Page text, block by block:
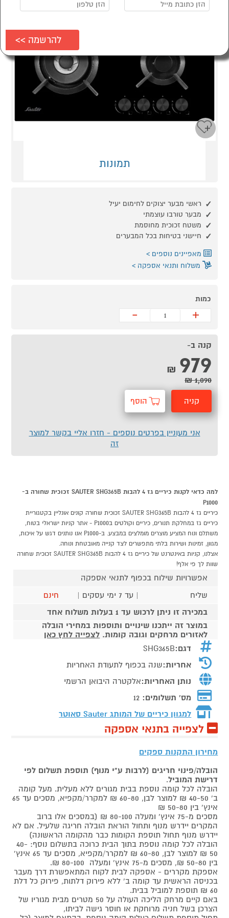
תמונות
ראשי מבער יצוקים לחימום יעיל
מבער טורבו עוצמתי
משטח זכוכית מחוסמת
חיישני בטיחות בכל המבערים
מאפיינים נוספים
משלוח ותנאי אספקה
כמות
+
-
קנה ב-
979
₪
1,090 ₪
קניה הוסף
אני מעוניין בפרטים נוספים - חזרו אליי בקשר למוצר
זה
למה כדאי לקנות כיריים גז 4 להבות SAUTER SHG365B זכוכית שחורה ב-
P1000
כיריים גז 4 להבות SAUTER SHG365B זכוכית שחורה קונים אונליין בקטגוריית
כיריים גז במחלקת תנורים, כיריים וקולטים בP1000 - אתר קניות ישראלי בטוח,
משתלם ונוח המציע מוצרים מומלצים במבצע. ב-P1000 אנו נותנים דגש על איכות,
מגוון, זמינות ושירות בלתי מתפשרים לצד קנייה מאובטחת ונוחה.
אצלנו, קניות באינטרנט של כיריים גז 4 להבות SAUTER SHG365B זכוכית שחורה
שוות לך פי אלף!
אפשרויות שילוח בכפוף לתנאי אספקה
שליח
| עד 7 ימי עסקים |
חינם
במכירה זו ניתן לרכוש עד 1 בעלות משלוח אחד
במוצר זה ייתכנו שינויים ותוספות במחירי הובלה
לאזורים מרחקים וגובה קומות. לצפייה לחץ כאן
דגם:SHG365B
אחריות:שנה בכפוף לתעודת האחריות
נותן האחריות:אלקטרה היבואן הרשמי
מס' תשלומים: 12
למגוון כיריים של המותג Sauter סאוטר
לצפייה בתנאי אספקה
מחירון התקנות ספקים
הובלה/פינוי חריגים (לרבות ע"י מנוף) תוספת תשלום לפי
דרישת המוביל.
הובלה לכל קומה נוספת בבית מגורים ללא מעלית. מעל קומה
ב' 40-50 ₪ למוצר לבן, 60-80 ₪ למקרר/מקפיא, מסכים עד 65
אינץ' בין 50-80 ₪
מסכים מ-75 אינץ' ומעלה 80-100 ₪ (במסכים אלו ברוב
המקרים יידרש מנוף ותחול הוראת הובלה חריגה שלעיל. אם לא
יידרש מנוף תחול תוספת הקומות כבר מהקומה הראשונה)
הובלה לכל קומה נוספת בתוך הבית כרוכה בתשלום נוסף: 40-
50 ₪ למוצר לבן, 60-80 ₪ למקרר/מקפיא, מסכים עד 65 אינץ'
בין 50-80 ₪, מסכים מ-75 אינץ' ומעלה 80-100 ₪.
אספקת מקררים - אספקה לבית לקוח המתאפשרת דרך מעבר
בכניסה הראשית עד קומה ב' ללא פירוק דלתות, פירוק כל דלת
60 ₪ תוספת למוביל בבית.
באם קיים מרחק הליכה העולה על 50 מטרים מבית מגוריו של
הצרכן בשל חניה מרוחקת או חוסר גישה לביתו,